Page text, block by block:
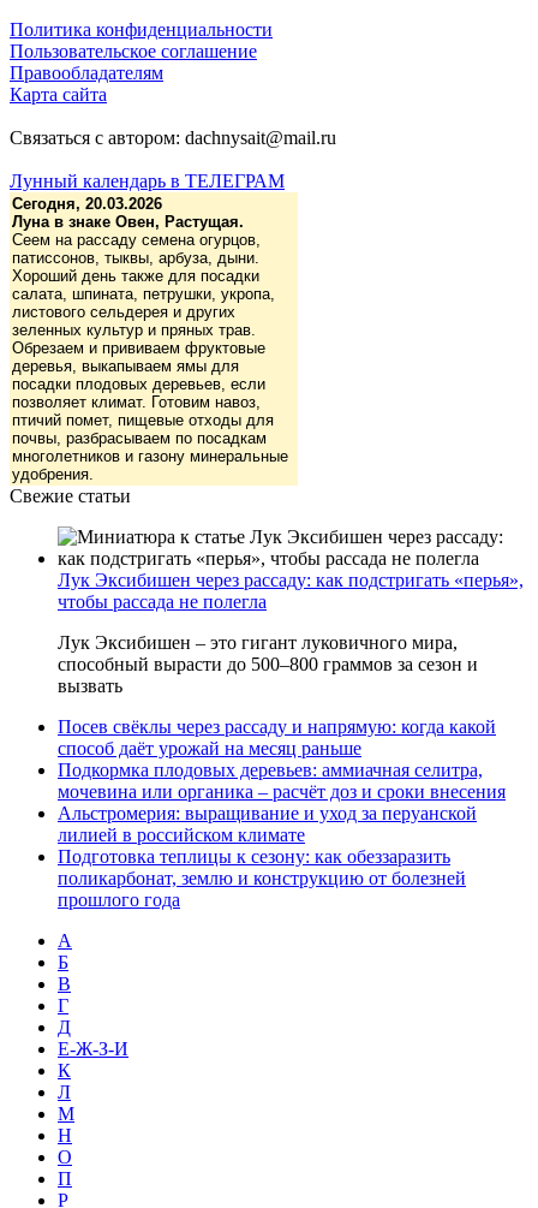
Политика конфиденциальности
Пользовательское соглашение
Правообладателям
Карта сайта
Связаться с автором: dachnysait@mail.ru
Лунный календарь в ТЕЛЕГРАМ
Сегодня, 20.03.2026
Луна в знаке Овен, Растущая.
Сеем на рассаду семена огурцов,
патиссонов, тыквы, арбуза, дыни.
Хороший день также для посадки
салата, шпината, петрушки, укропа,
листового сельдерея и других
зеленных культур и пряных трав.
Обрезаем и прививаем фруктовые
деревья, выкапываем ямы для
посадки плодовых деревьев, если
позволяет климат. Готовим навоз,
птичий помет, пищевые отходы для
почвы, разбрасываем по посадкам
многолетников и газону минеральные
удобрения.
Свежие статьи
Лук Эксибишен через рассаду: как подстригать «перья»,
чтобы рассада не полегла
Лук Эксибишен – это гигант луковичного мира,
способный вырасти до 500–800 граммов за сезон и
вызвать
Посев свёклы через рассаду и напрямую: когда какой
способ даёт урожай на месяц раньше
Подкормка плодовых деревьев: аммиачная селитра,
мочевина или органика – расчёт доз и сроки внесения
Альстромерия: выращивание и уход за перуанской
лилией в российском климате
Подготовка теплицы к сезону: как обеззаразить
поликарбонат, землю и конструкцию от болезней
прошлого года
А
Б
В
Г
Д
Е-Ж-З-И
К
Л
М
Н
О
П
Р